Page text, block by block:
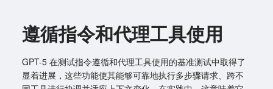
遵循指令和代理工具使用
GPT-5 在测试指令遵循和代理工具使用的基准测试中取得了
显着进展，这些功能使其能够可靠地执行多步骤请求、跨不